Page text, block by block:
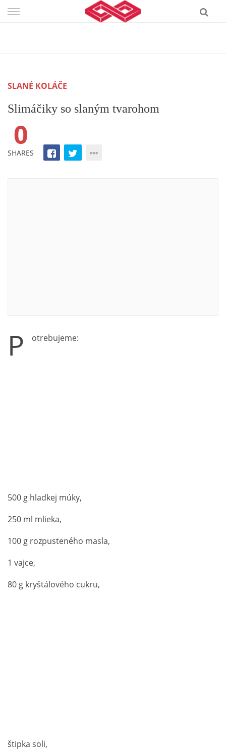
Skip
SLANÉ KOLÁČE
Slimáčiky so slaným tvarohom
0
SHARES
P otrebujeme:
500 g hladkej múky,
250 ml mlieka,
100 g rozpusteného masla,
1 vajce,
80 g kryštálového cukru,
štipka soli,